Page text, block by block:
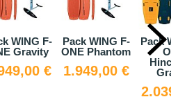
WING F-
Gravity
€
Pack WING F-
ONE Phantom
1.949,00 €
Pack